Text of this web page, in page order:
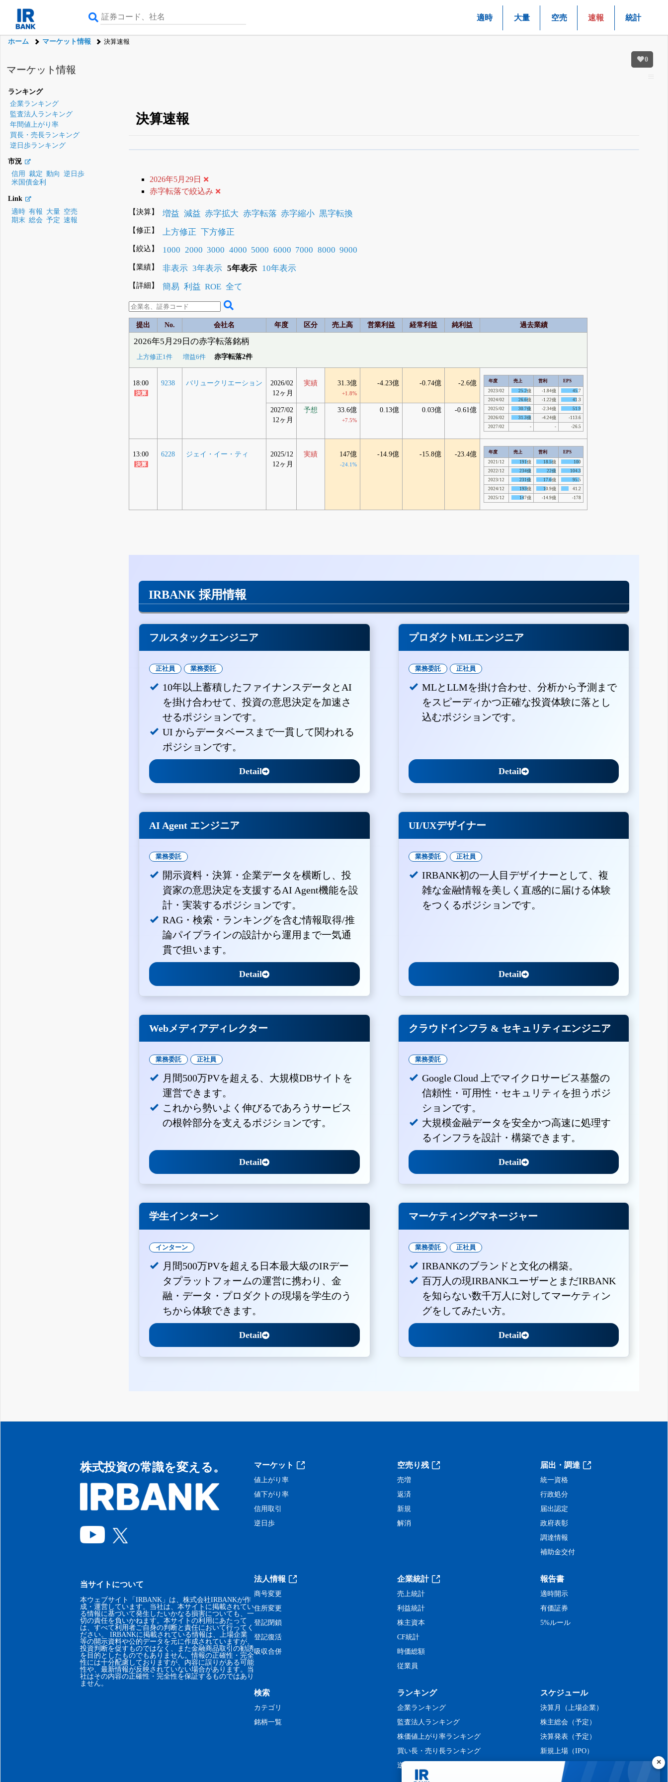
適時 大量 空売 速報 統計
ホーム マーケット情報 決算速報
0
マーケット情報
ランキング
企業ランキング
監査法人ランキング
年間値上がり率
買長・売長ランキング
逆日歩ランキング
市況
信用
裁定 動向
逆日歩
米国債金利
Link
適時 有報 大量 空売
期末 総会 予定 速報
決算速報
登録すると永久30%OFFと米株版の先行利用も付きます
2026年5月29日
赤字転落で絞込み
【決算】 増益 減益 赤字拡大 赤字転落 赤字縮小 黒字転換
【修正】 上方修正 下方修正
【絞込】 1000 2000 3000 4000 5000 6000 7000 8000 9000
【業績】 非表示 3年表示 5年表示 10年表示
【詳細】 簡易 利益 ROE 全て
提出 No. 会社名 年度 区分 売上高 営業利益 経常利益 純利益 過去業績
2026年5月29日の赤字転落銘柄
上方修正1件 増益6件 赤字転落2件
18:00 9238 バリュークリエーション
2026/02
12ヶ月
実績 31.3億
+1.8%
-4.23億 -0.74億 -2.6億 年度 売上 営利
EPS
2023/02
25.2億 -1.84億
45.7
2024/02
26.6億 -1.22億
41.3
2025/02
30.7億 -2.34億
51.9
2026/02
31.3億 -4.24億
-113.6
2027/02
- - -26.5
2027/02
12ヶ月
予想 33.6億
+7.5%
0.13億 0.03億 -0.61億
13:00 6228 ジェイ・イー・ティ
2025/12
12ヶ月
実績 147億
-24.1%
-14.9億 -15.8億 -23.4億 年度 売上 営利
EPS
2021/12
191億 18.5億
100
2022/12
234億 22億
104.3
2023/12
231億 17.6億
95.5
2024/12
193億 10.9億
41.2
2025/12
147億 -14.9億 -178
IRBANK 採用情報
フルスタックエンジニア
正社員 業務委託
10年以上蓄積したファイナンスデータとAI
を掛け合わせて、投資の意思決定を加速さ
せるポジションです。
UI からデータベースまで一貫して関われる
ポジションです。
Detail
プロダクトMLエンジニア
業務委託 正社員
MLとLLMを掛け合わせ、分析から予測まで
をスピーディかつ正確な投資体験に落とし
込むポジションです。
Detail
AI Agent エンジニア
業務委託
開示資料・決算・企業データを横断し、投
資家の意思決定を支援するAI Agent機能を設
計・実装するポジションです。
RAG・検索・ランキングを含む情報取得/推
論パイプラインの設計から運用まで一気通
貫で担います。
Detail
UI/UXデザイナー
業務委託 正社員
IRBANK初の一人目デザイナーとして、複
雑な金融情報を美しく直感的に届ける体験
をつくるポジションです。
Detail
Webメディアディレクター
業務委託 正社員
月間500万PVを超える、大規模DBサイトを
運営できます。
これから勢いよく伸びるであろうサービス
の根幹部分を支えるポジションです。
Detail
クラウドインフラ & セキュリティエンジニア
業務委託
Google Cloud 上でマイクロサービス基盤の
信頼性・可用性・セキュリティを担うポジ
ションです。
大規模金融データを安全かつ高速に処理す
るインフラを設計・構築できます。
Detail
学生インターン
インターン
月間500万PVを超える日本最大級のIRデー
タプラットフォームの運営に携わり、金
融・データ・プロダクトの現場を学生のう
ちから体験できます。
Detail
マーケティングマネージャー
業務委託 正社員
IRBANKのブランドと文化の構築。
百万人の現IRBANKユーザーとまだIRBANK
を知らない数千万人に対してマーケティン
グをしてみたい方。
Detail
株式投資の常識を変える。
当サイトについて
本ウェブサイト「IRBANK」は、株式会社IRBANKが作
成・運営しています。当社は、本サイトに掲載されてい
る情報に基づいて発生したいかなる損害についても、一
切の責任を負いかねます。本サイトの利用にあたって
は、すべて利用者ご自身の判断と責任において行ってく
ださい。 IRBANKに掲載されている情報は、上場企業
等の開示資料や公的データを元に作成されていますが、
投資判断を促すものではなく、また金融商品取引の勧誘
を目的としたものでもありません。情報の正確性・完全
性には十分配慮しておりますが、内容に誤りがある可能
性や、最新情報が反映されていない場合があります。当
社はその内容の正確性・完全性を保証するものではあり
ません。
マーケット
値上がり率
値下がり率
信用取引
逆日歩
空売り残
売増
返済
新規
解消
届出・調達
統一資格
行政処分
届出認定
政府表彰
調達情報
補助金交付
法人情報
商号変更
住所変更
登記閉鎖
登記復活
吸収合併
企業統計
売上統計
利益統計
株主資本
CF統計
時価総額
従業員
報告書
適時開示
有価証券
5%ルール
検索
カテゴリ
銘柄一覧
ランキング
企業ランキング
監査法人ランキング
株価値上がり率ランキング
買い長・売り長ランキング
逆日歩ランキング
スケジュール
決算月（上場企業）
株主総会（予定）
決算発表（予定）
新規上場（IPO）